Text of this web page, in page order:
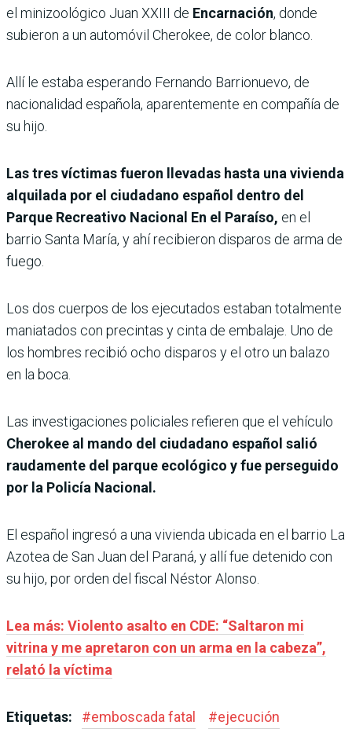
el minizoológico Juan XXIII de Encarnación, donde
subieron a un automóvil Cherokee, de color blanco.
Allí le estaba esperando Fernando Barrionuevo, de
nacionalidad española, aparentemente en compañía de
su hijo.
Las tres víctimas fueron llevadas hasta una vivienda
alquilada por el ciudadano español dentro del
Parque Recreativo Nacional En el Paraíso, en el
barrio Santa María, y ahí recibieron disparos de arma de
fuego.
Los dos cuerpos de los ejecutados estaban totalmente
maniatados con precintas y cinta de embalaje. Uno de
los hombres recibió ocho disparos y el otro un balazo
en la boca.
Las investigaciones policiales refieren que el vehículo
Cherokee al mando del ciudadano español salió
raudamente del parque ecológico y fue perseguido
por la Policía Nacional.
El español ingresó a una vivienda ubicada en el barrio La
Azotea de San Juan del Paraná, y allí fue detenido con
su hijo, por orden del fiscal Néstor Alonso.
Lea más: Violento asalto en CDE: “Saltaron mi
vitrina y me apretaron con un arma en la cabeza”,
relató la víctima
Etiquetas: #emboscada fatal #ejecución